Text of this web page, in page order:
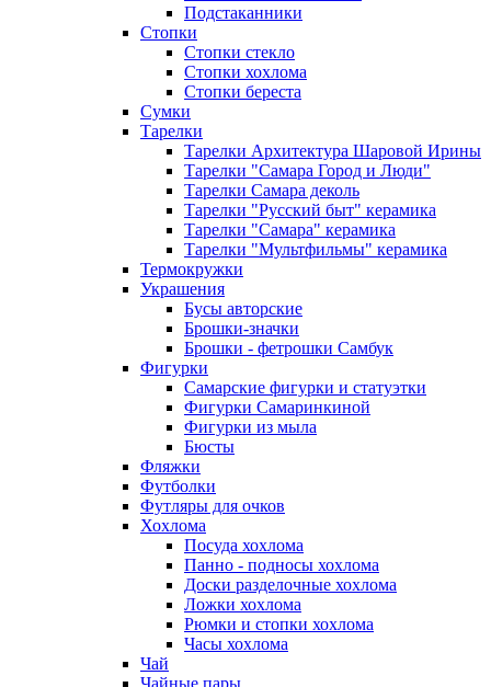
Подстаканники
Стопки
Стопки стекло
Стопки хохлома
Стопки береста
Сумки
Тарелки
Тарелки Архитектура Шаровой Ирины
Тарелки "Самара Город и Люди"
Тарелки Самара деколь
Тарелки "Русский быт" керамика
Тарелки "Самара" керамика
Тарелки "Мультфильмы" керамика
Термокружки
Украшения
Бусы авторские
Брошки-значки
Брошки - фетрошки Самбук
Фигурки
Самарские фигурки и статуэтки
Фигурки Самаринкиной
Фигурки из мыла
Бюсты
Фляжки
Футболки
Футляры для очков
Хохлома
Посуда хохлома
Панно - подносы хохлома
Доски разделочные хохлома
Ложки хохлома
Рюмки и стопки хохлома
Часы хохлома
Чай
Чайные пары